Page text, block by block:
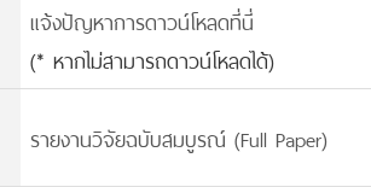
แจ้งปัญหาการดาวน์โหลดที่นี่
(* หากไม่สามารถดาวน์โหลดได้)
รายงานวิจัยฉบับสมบูรณ์ (Full Paper)